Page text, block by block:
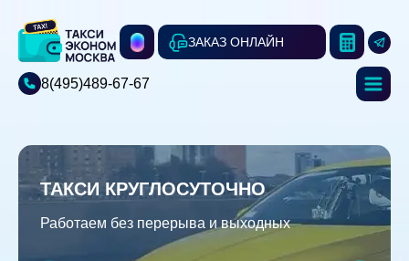
ЗАКАЗ ОНЛАЙН
8(495)489-67-67
ТАКСИ КРУГЛОСУТОЧНО
Работаем без перерыва и выходных